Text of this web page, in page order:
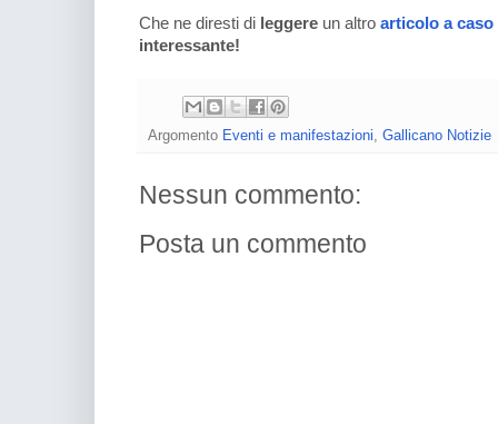
Che ne diresti di leggere un altro articolo a caso
interessante!
Argomento Eventi e manifestazioni, Gallicano Notizie
Nessun commento:
Posta un commento